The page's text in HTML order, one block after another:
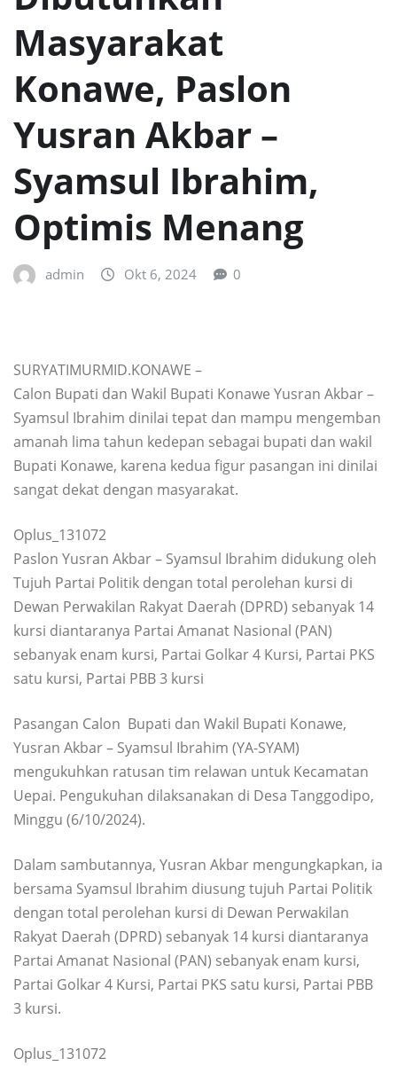
Masyarakat
Konawe, Paslon
Yusran Akbar –
Syamsul Ibrahim,
Optimis Menang
admin Okt 6, 2024 0
SURYATIMURMID.KONAWE –
Calon Bupati dan Wakil Bupati Konawe Yusran Akbar –
Syamsul Ibrahim dinilai tepat dan mampu mengemban
amanah lima tahun kedepan sebagai bupati dan wakil
Bupati Konawe, karena kedua figur pasangan ini dinilai
sangat dekat dengan masyarakat.
Oplus_131072
Paslon Yusran Akbar – Syamsul Ibrahim didukung oleh
Tujuh Partai Politik dengan total perolehan kursi di
Dewan Perwakilan Rakyat Daerah (DPRD) sebanyak 14
kursi diantaranya Partai Amanat Nasional (PAN)
sebanyak enam kursi, Partai Golkar 4 Kursi, Partai PKS
satu kursi, Partai PBB 3 kursi
Pasangan Calon Bupati dan Wakil Bupati Konawe,
Yusran Akbar – Syamsul Ibrahim (YA-SYAM)
mengukuhkan ratusan tim relawan untuk Kecamatan
Uepai. Pengukuhan dilaksanakan di Desa Tanggodipo,
Minggu (6/10/2024).
Dalam sambutannya, Yusran Akbar mengungkapkan, ia
bersama Syamsul Ibrahim diusung tujuh Partai Politik
dengan total perolehan kursi di Dewan Perwakilan
Rakyat Daerah (DPRD) sebanyak 14 kursi diantaranya
Partai Amanat Nasional (PAN) sebanyak enam kursi,
Partai Golkar 4 Kursi, Partai PKS satu kursi, Partai PBB
3 kursi.
Oplus_131072